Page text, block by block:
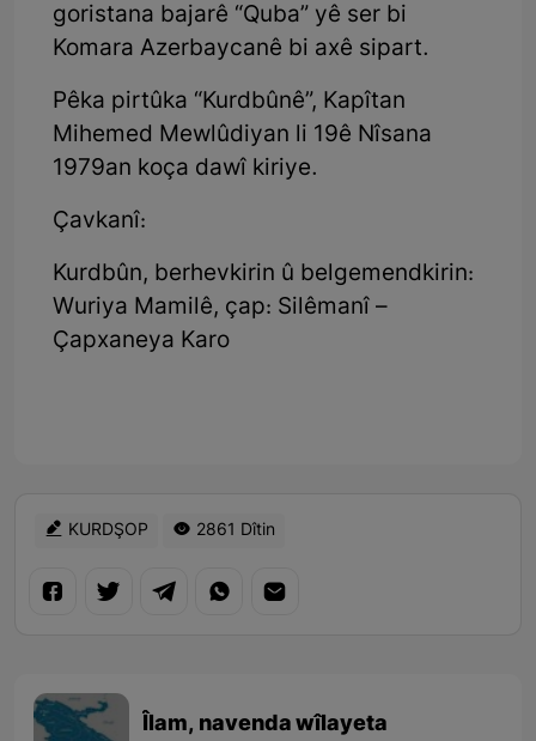
goristana bajarê “Quba” yê ser bi
Komara Azerbaycanê bi axê sipart.
Pêka pirtûka “Kurdbûnê”, Kapîtan
Mihemed Mewlûdiyan li 19ê Nîsana
1979an koça dawî kiriye.
Çavkanî:
Kurdbûn, berhevkirin û belgemendkirin:
Wuriya Mamilê, çap: Silêmanî –
Çapxaneya Karo
KURDŞOP 2861 Dîtin
Îlam, navenda wîlayeta